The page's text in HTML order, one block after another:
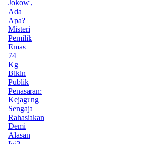
Jokowi,
Ada
Apa?
Misteri
Pemilik
Emas
74
Kg
Bikin
Publik
Penasaran:
Kejagung
Sengaja
Rahasiakan
Demi
Alasan